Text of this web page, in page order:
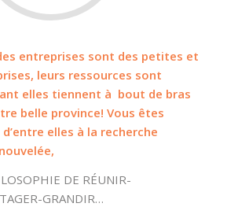
entreprises sont des petites et
leurs ressources sont
elles tiennent à bout de bras
belle province! Vous êtes
elles à la recherche
DE RÉUNIR-
GRANDIR…